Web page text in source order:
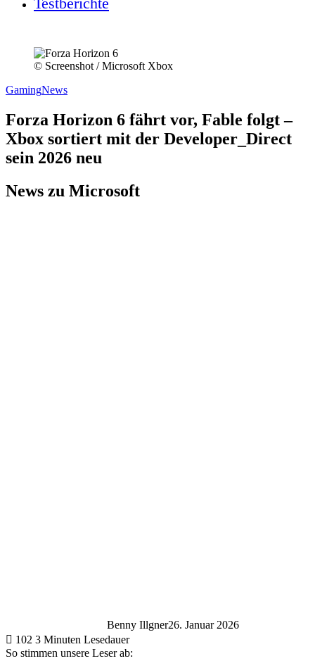
© Screenshot / Microsoft Xbox
GamingNews
Forza Horizon 6 fährt vor, Fable folgt –
Xbox sortiert mit der Developer_Direct
sein 2026 neu
News zu Microsoft
Benny Illgner26. Januar 2026
102 3 Minuten Lesedauer
So stimmen unsere Leser ab: